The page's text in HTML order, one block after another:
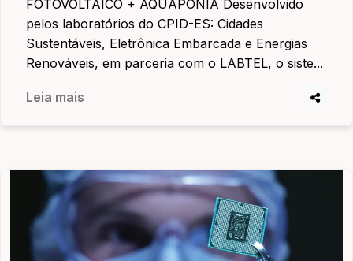
FOTOVOLTAICO + AQUAPONIA Desenvolvido
pelos laboratórios do CPID-ES: Cidades
Sustentáveis, Eletrônica Embarcada e Energias
Renováveis, em parceria com o LABTEL, o siste...
Leia mais